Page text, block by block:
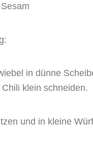
in dünne
klein schneiden.
und in kleine